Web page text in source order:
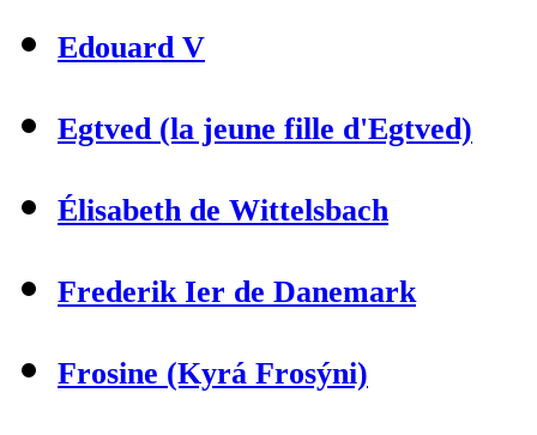
Edouard V
Egtved (la jeune fille d'Egtved)
Élisabeth de Wittelsbach
Frederik Ier de Danemark
Frosine (Kyrá Frosýni)